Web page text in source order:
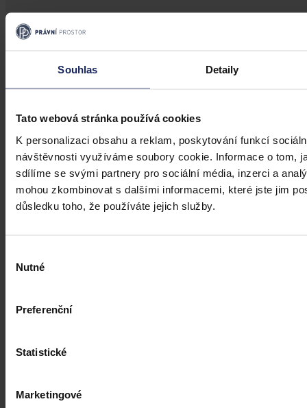
Souhlas Detaily
Tato webová stránka používá cookies
K personalizaci obsahu a reklam, poskytování funkcí
návštěvnosti využíváme soubory cookie. Informace o tom,
sdílíme se svými partnery pro sociální média, inzerci a
mohou zkombinovat s dalšími informacemi, které jste jim
důsledku toho, že používáte jejich služby.
souhlasu
Nutné
Preferenční
Statistické
Marketingové
Články
zpoždění, firmám bez jasného systému
přesto hrozí pokuty i doplacení mezd
Česko má podle Eurostatu jeden z nejvyšších rozdílů v odměňování
žen a mužů v EU – gender pay gap dosahuje okolo 18 %. Evropská
pravidla pro transparentní odměňování, jejichž cílem je narovnat
informační asymetrii na pracovním trhu a dlouhodobě tak přispět i
ke zmenšení rozdílu ve mzdách mužů a žen, však nabrala v České
republice zpoždění.
Ivona Tajšlová • 4. srpna 2026, 07:18